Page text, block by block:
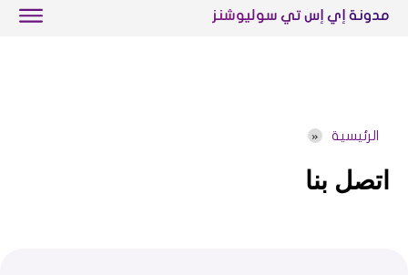
مدونة إي إس تي سوليوشنز
الرئيسية
اتصل بنا